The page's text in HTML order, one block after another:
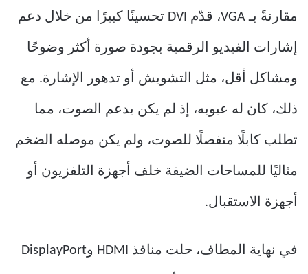
مقارنةً بـ VGA، قدّم DVI تحسينًا كبيرًا من خلال دعم
إشارات الفيديو الرقمية بجودة صورة أكثر وضوحًا
ومشاكل أقل، مثل التشويش أو تدهور الإشارة. مع
ذلك، كان له عيوبه، إذ لم يكن يدعم الصوت، مما
تطلب كابلًا منفصلًا للصوت، ولم يكن موصله الضخم
مثاليًا للمساحات الضيقة خلف أجهزة التلفزيون أو
أجهزة الاستقبال.
في نهاية المطاف، حلت منافذ HDMI وDisplayPort